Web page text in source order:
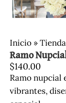
Inicio »Tienda
Ramo
$140.00
Ramo nupcial
vibrantes,